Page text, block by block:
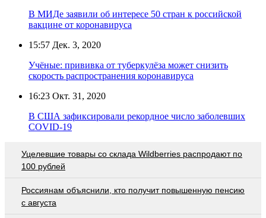
В МИДе заявили об интересе 50 стран к российской
вакцине от коронавируса
15:57 Дек. 3, 2020
Учёные: прививка от туберкулёза может снизить
скорость распространения коронавируса
16:23 Окт. 31, 2020
В США зафиксировали рекордное число заболевших
COVID-19
Уцелевшие товары со склада Wildberries распродают по
100 рублей
Россиянам объяснили, кто получит повышенную пенсию
с августа